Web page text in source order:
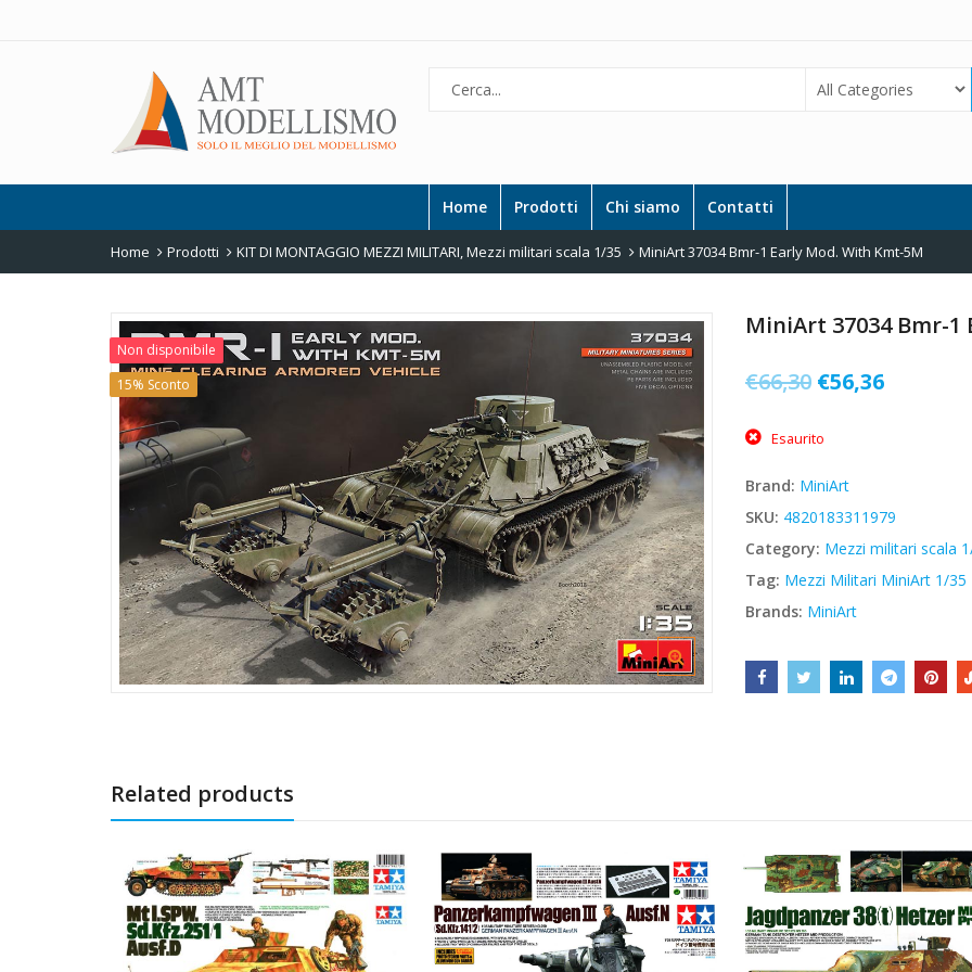
Home Prodotti Chi siamo Contatti
Home Prodotti KIT DI MONTAGGIO MEZZI MILITARI,Mezzi militari scala 1/35 MiniArt 37034 Bmr-1 Early Mod. With Kmt-5M
Non disponibile
15% Sconto
MiniArt 37034 Bmr-
€66,30 Il
originale
era:
€66,30.
€56,36Il
€56,36.
Esaurito
Brand: MiniArt
SKU: 4820183311979
Category: Mezzi militari scala
Tag: Mezzi Militari MiniArt 1/35
Brands: MiniArt
Related products